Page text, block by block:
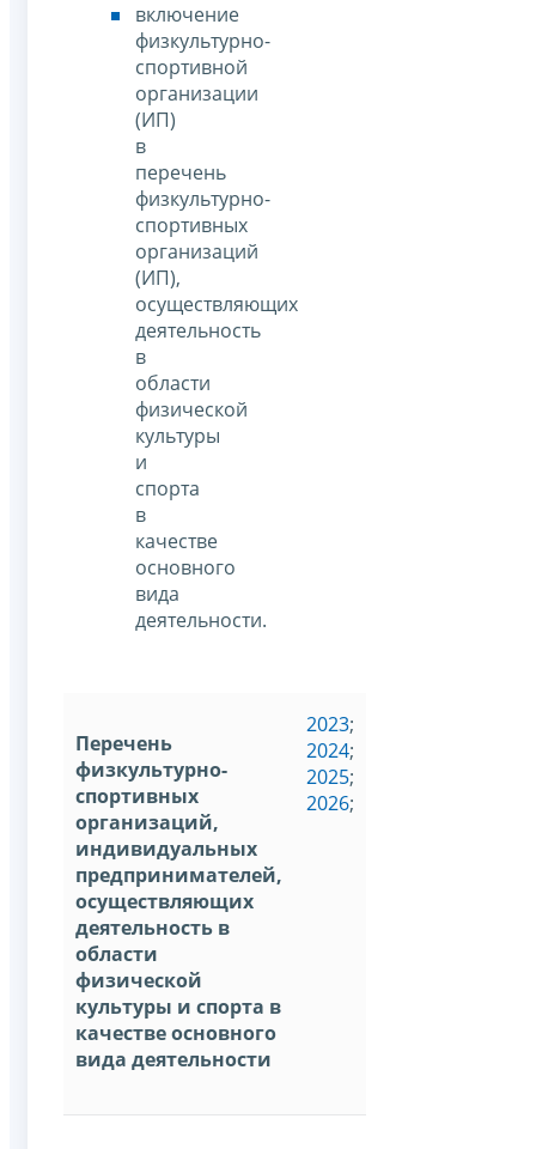
включение
физкультурно-
спортивной
организации
(ИП)
в
перечень
физкультурно-
спортивных
организаций
(ИП),
осуществляющих
деятельность
в
области
физической
культуры
и
спорта
в
качестве
основного
вида
деятельности.
Перечень
физкультурно-
спортивных
организаций,
индивидуальных
предпринимателей,
осуществляющих
деятельность в
области
физической
культуры и спорта в
качестве основного
вида деятельности
2023;
2024;
2025;
2026;